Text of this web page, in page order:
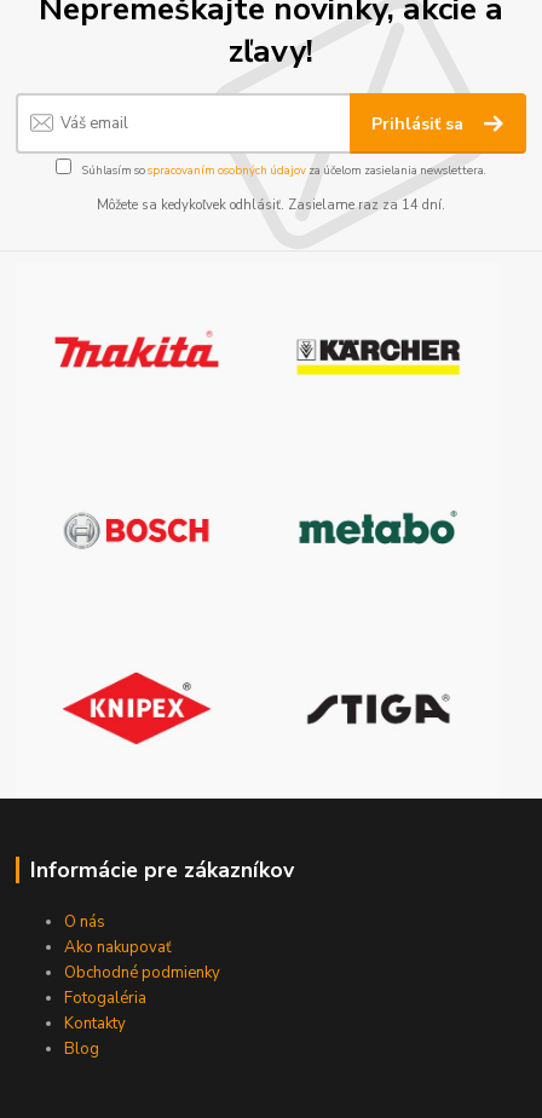
zľavy!
Prihlásiť sa
Súhlasím sospracovaním osobných údajov za účelom zasielania newslettera.
Môžete sa kedykoľvek odhlásiť. Zasielame raz za 14 dní.
Informácie pre zákazníkov
O nás
Ako nakupovať
Obchodné podmienky
Fotogaléria
Kontakty
Blog